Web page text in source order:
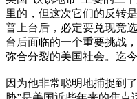
里的，但这次它们的反转
普上台后，必定要兑现竞
台后面临的一个重要挑战
弥合分裂的美国社会。迄
因为他非常聪明地捕捉到